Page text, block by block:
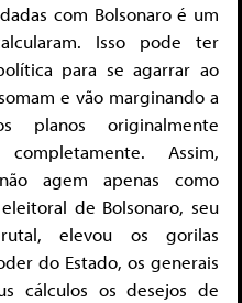
com Bolsonaro é um
Isso pode ter
para se agarrar ao
e vão marginando a
planos originalmente
Assim,
agem apenas como
de Bolsonaro, seu
elevou os gorilas
do Estado, os generais
cálculos os desejos de